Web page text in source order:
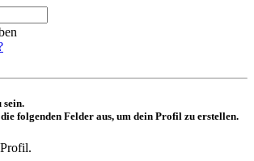
sein.
folgenden Felder aus, um dein Profil zu erstellen.